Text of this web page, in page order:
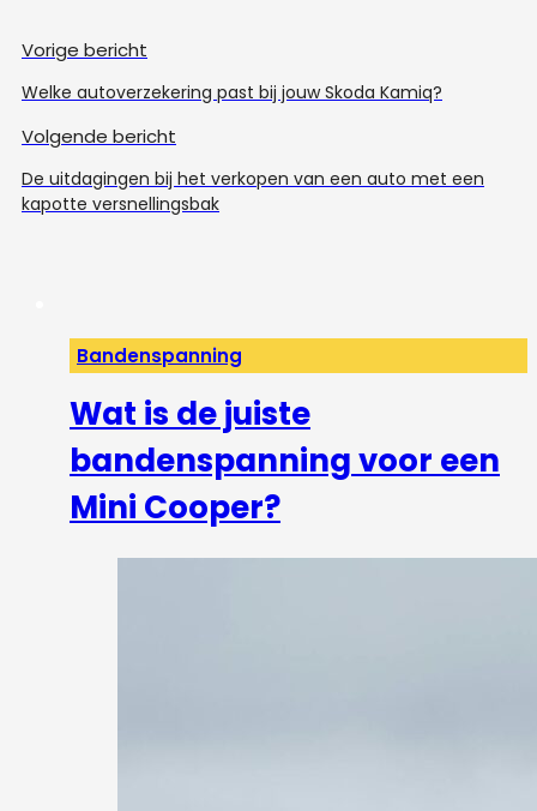
Vorige bericht
Welke autoverzekering past bij jouw Skoda Kamiq?
Volgende bericht
De uitdagingen bij het verkopen van een auto met een
kapotte versnellingsbak
Bandenspanning
Wat is de juiste
bandenspanning voor een
Mini Cooper?